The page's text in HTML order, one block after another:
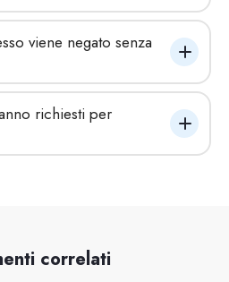
viene negato senza
richiesti per
correlati